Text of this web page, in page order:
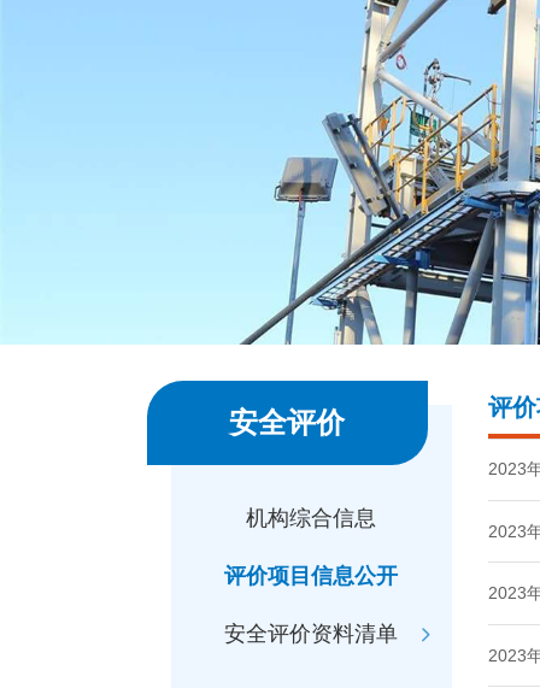
安全评价
机构综合信息
评价项目信息公开
安全评价资料清单
评
2023
2023
2023
2023